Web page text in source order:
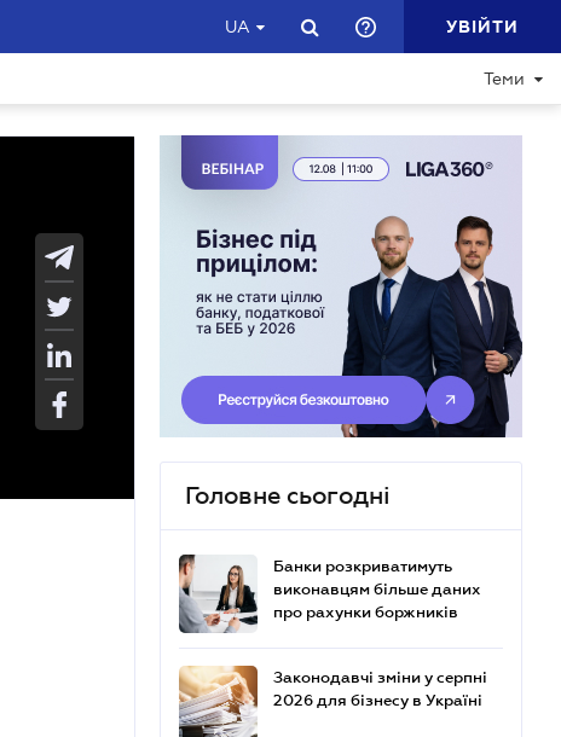
UA УВІЙТИ
Теми
Головне сьогодні
Банки розкриватимуть
виконавцям більше даних
про рахунки боржників
Законодавчі зміни у серпні
2026 для бізнесу в Україні